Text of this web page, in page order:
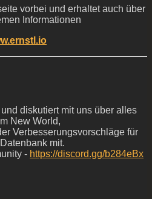
vorbei und erhaltet auch über
Informationen
diskutiert mit uns über alles
New World,
Verbesserungsvorschläge für
mit.
- https://discord.gg/b284eBx